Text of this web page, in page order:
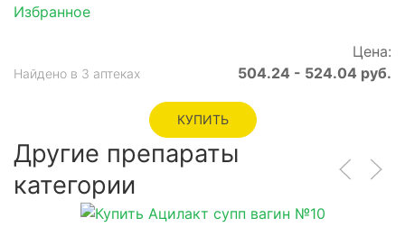
Избранное
Цена:
Найдено в 3 аптеках 504.24 - 524.04 руб.
КУПИТЬ
Другие препараты
категории